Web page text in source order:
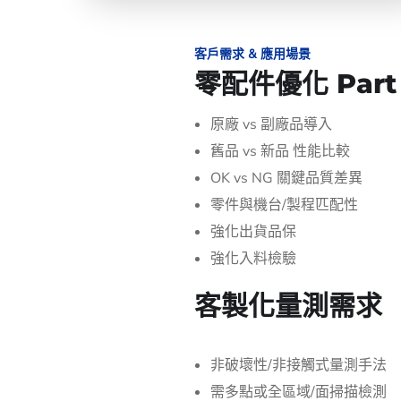
客戶需求 & 應用場景
零配件優化
原廠 vs 副廠品導入
舊品 vs 新品 性能比較
OK vs NG 關鍵品質差異
零件與機台/製程匹配性
強化出貨品保
強化入料檢驗
客製化量測需求
非破壞性/非接觸式量測手法
需多點或全區域/面掃描檢測